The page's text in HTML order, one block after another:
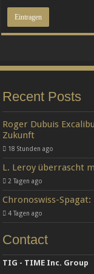
Recent Posts
Roger Dubuis
Zukunft
18 Stunden ago
L. Leroy überrascht
2 Tagen ago
Chronoswiss-
4 Tagen ago
Contact
TIG - TIME Inc. Group